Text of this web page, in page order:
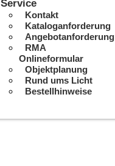
Service
Kontakt
Kataloganforderung
Angebotanforderung
RMA
Onlineformular
Objektplanung
Rund ums Licht
Bestellhinweise